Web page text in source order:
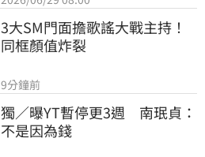
3大SM門面擔歌謠大戰主持！
同框顏值炸裂
9分鐘前
獨／曝YT暫停更3週　南珉貞：
不是因為錢